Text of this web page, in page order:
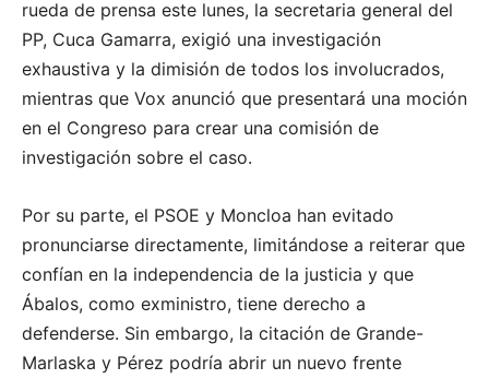
rueda de prensa este lunes, la secretaria general del
PP, Cuca Gamarra, exigió una investigación
exhaustiva y la dimisión de todos los involucrados,
mientras que Vox anunció que presentará una moción
en el Congreso para crear una comisión de
investigación sobre el caso.
Por su parte, el PSOE y Moncloa han evitado
pronunciarse directamente, limitándose a reiterar que
confían en la independencia de la justicia y que
Ábalos, como exministro, tiene derecho a
defenderse. Sin embargo, la citación de Grande-
Marlaska y Pérez podría abrir un nuevo frente